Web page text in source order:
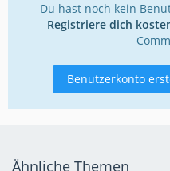
Du hast noch kein
Registriere dich
Benutzerkonto
Ähnliche Themen